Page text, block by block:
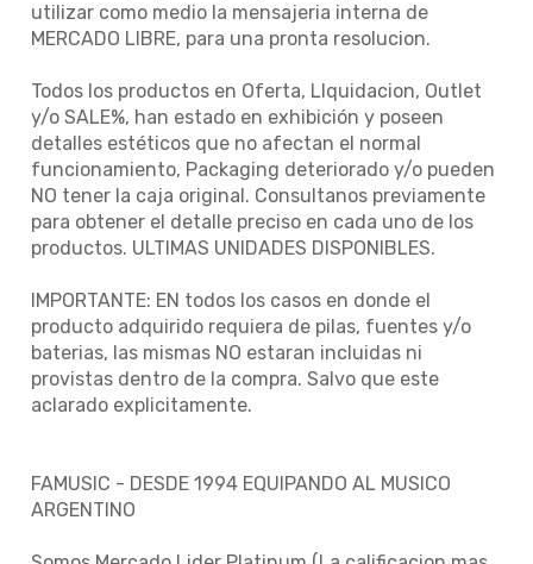
utilizar como medio la mensajeria interna de
MERCADO LIBRE, para una pronta resolucion.
Todos los productos en Oferta, LIquidacion, Outlet
y/o SALE%, han estado en exhibición y poseen
detalles estéticos que no afectan el normal
funcionamiento, Packaging deteriorado y/o pueden
NO tener la caja original. Consultanos previamente
para obtener el detalle preciso en cada uno de los
productos. ULTIMAS UNIDADES DISPONIBLES.
IMPORTANTE: EN todos los casos en donde el
producto adquirido requiera de pilas, fuentes y/o
baterias, las mismas NO estaran incluidas ni
provistas dentro de la compra. Salvo que este
aclarado explicitamente.
FAMUSIC - DESDE 1994 EQUIPANDO AL MUSICO
ARGENTINO